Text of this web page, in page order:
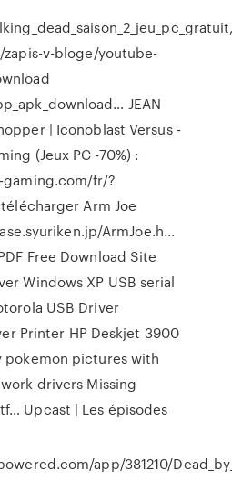
v-bloge/youtube-
JEAN
| Iconoblast Versus -
(Jeux PC -70%) :
fr/?
Arm Joe
ArmJoe.h...
Free Download Site
Windows XP USB serial
USB Driver
Printer HP Deskjet 3900
pokemon pictures with
drivers Missing
Upcast | Les épisodes
app/381210/